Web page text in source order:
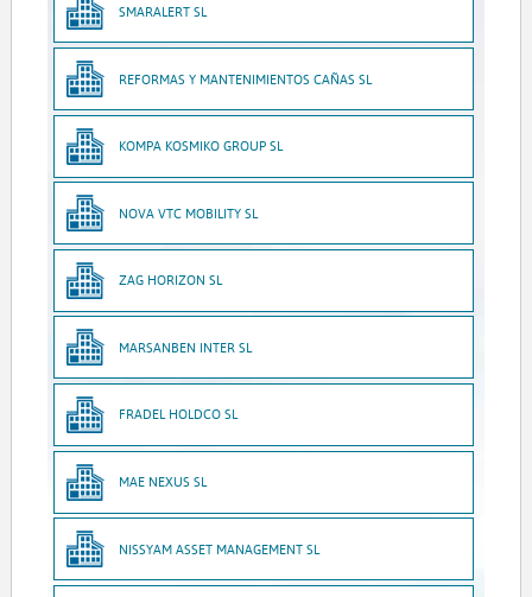
SMARALERT SL
REFORMAS Y MANTENIMIENTOS CAÑAS SL
KOMPA KOSMIKO GROUP SL
NOVA VTC MOBILITY SL
ZAG HORIZON SL
MARSANBEN INTER SL
FRADEL HOLDCO SL
MAE NEXUS SL
NISSYAM ASSET MANAGEMENT SL